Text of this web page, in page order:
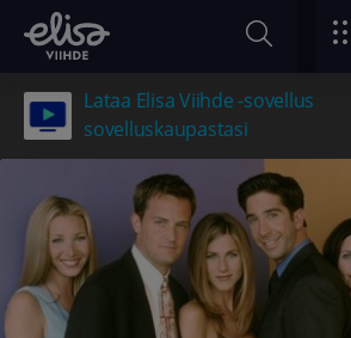
Lataa Elisa Viihde -sovellus
sovelluskaupastasi